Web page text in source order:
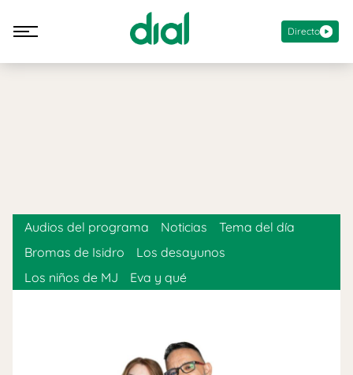
Directo
Audios del programa Noticias
Tema del día
Bromas de Isidro
Los desayunos
Los niños de MJ
Eva y qué